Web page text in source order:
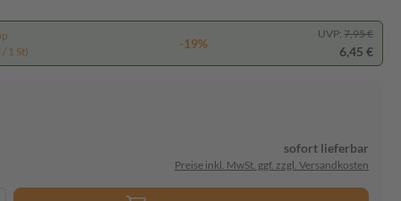
1 St)
-19%
UVP: 7,95 €
6,45 €
sofort lieferbar
Preise inkl. MwSt. ggf. zzgl. Versandkosten